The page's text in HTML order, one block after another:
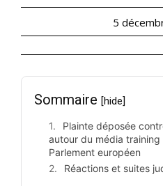
5
Sommaire [hide]
Plainte déposée
autour du média
Parlement européen
Réactions et suites